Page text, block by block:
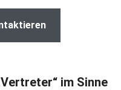
im Sinne